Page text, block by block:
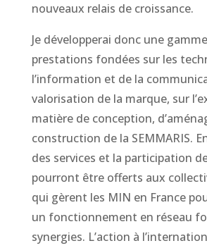
nouveaux relais de croissance.
Je développerai donc une
prestations fondées sur les
l’information et de la
valorisation de la marque, sur
matière de conception,
construction de la SEMMARIS.
des services et la participation
pourront être offerts aux
qui gèrent les MIN en France
un fonctionnement en réseau
synergies. L’action à